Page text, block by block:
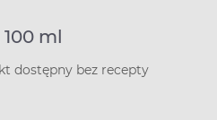
ml
dostępny bez recepty